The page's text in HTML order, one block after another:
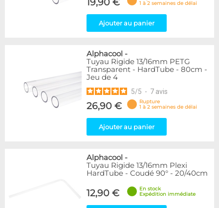
1 à 2 semaines de délai
Ajouter au panier
Alphacool -
Tuyau Rigide 13/16mm PETG
Transparent - HardTube - 80cm -
Jeu de 4
5/5 - 7 avis
26,90 €
Rupture
1 à 2 semaines de délai
Ajouter au panier
Alphacool -
Tuyau Rigide 13/16mm Plexi
HardTube - Coudé 90° - 20/40cm
12,90 €
En stock
Expédition immédiate